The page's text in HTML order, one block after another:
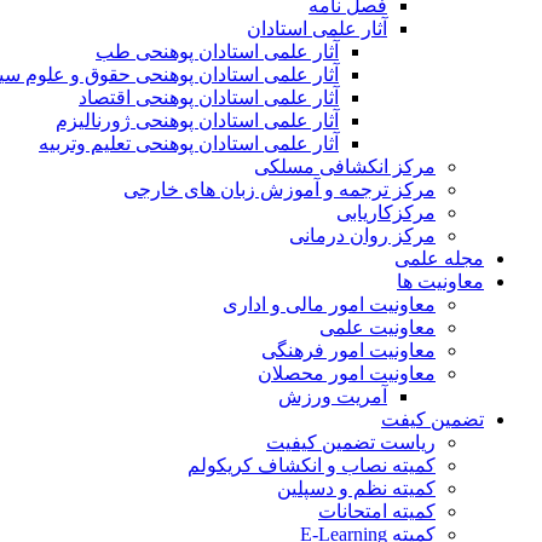
فصل نامه
آثار علمی استادان
آثار علمی استادان پوهنحی طب
آثار علمی استادان پوهنحی حقوق و علوم
آثار علمی استادان پوهنحی اقتصاد
آثار علمی استادان پوهنحی ژورنالیزم
آثار علمی استادان پوهنحی تعلیم وتربیه
مرکز انکشافی مسلکی
مرکز ترجمه و آموزش زبان های خارجی
مرکزکاریابی
مرکز روان درمانی
مجله علمی
معاونیت ها
معاونیت امور مالی و اداری
معاونیت علمی
معاونیت امور فرهنگی
معاونیت امور محصلان
آمریت ورزش
تضمین کیفت
ریاست تضمین کیفیت
کمیته نصاب و انکشاف کریکولم
کمیته نظم و دسپلین
کمیته امتحانات
کمیته E-Learning